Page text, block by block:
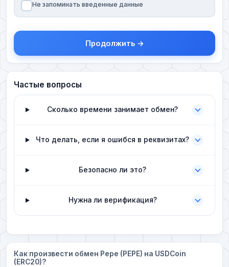
Не запоминать введенные данные
Продолжить →
Частые вопросы
Сколько времени занимает обмен?
Что делать, если я ошибся в реквизитах?
Безопасно ли это?
Нужна ли верификация?
Как произвести обмен Pepe (PEPE) на USDCoin
(ERC20)?